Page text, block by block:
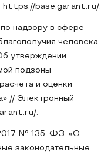
https://base.garant.ru/.
надзору в сфере
человека
утверждении
подзоны
и оценки
// Электронный
.
№ 135-ФЗ. «О
законодательные